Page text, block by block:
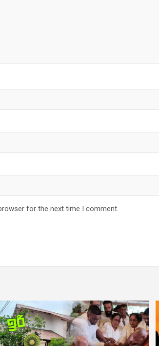
for the next time I comment.